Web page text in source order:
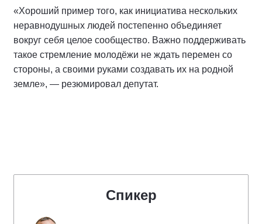
«Хороший пример того, как инициатива нескольких
неравнодушных людей постепенно объединяет
вокруг себя целое сообщество. Важно поддерживать
такое стремление молодёжи не ждать перемен со
стороны, а своими руками создавать их на родной
земле», — резюмировал депутат.
Спикер